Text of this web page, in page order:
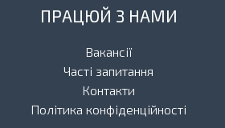
ПРАЦЮЙ З НАМИ
Вакансії
Часті запитання
Контакти
Політика конфіденційності